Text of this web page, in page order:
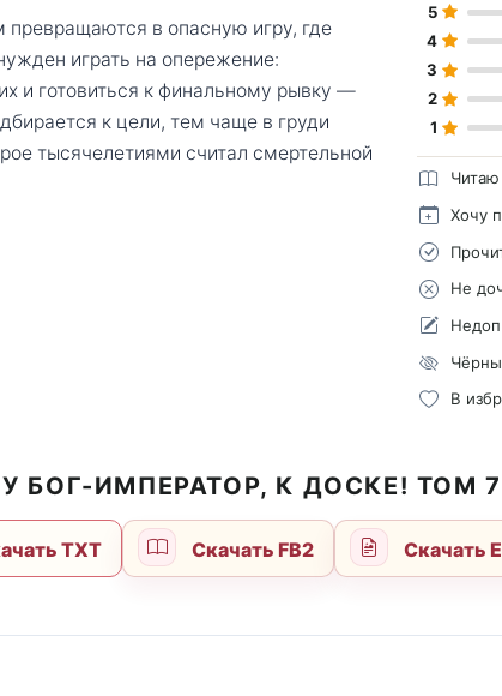
в опасную игру, где
играть на опережение:
и готовиться к финальному рывку —
к цели, тем чаще в груди
тысячелетиями считал смертельной
5
4
3
2
1
Читаю
Хочу
Не
В
БОГ-ИМПЕРАТОР, К ДОСКЕ! ТОМ
TXT Скачать FB2 Скачать